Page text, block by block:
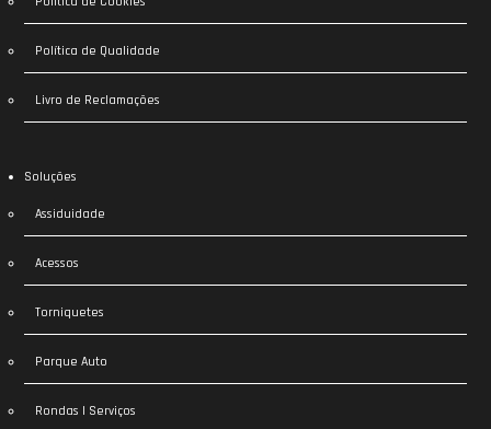
Política de Qualidade
Livro de Reclamações
Soluções
Assiduidade
Acessos
Torniquetes
Parque Auto
Rondas | Serviços